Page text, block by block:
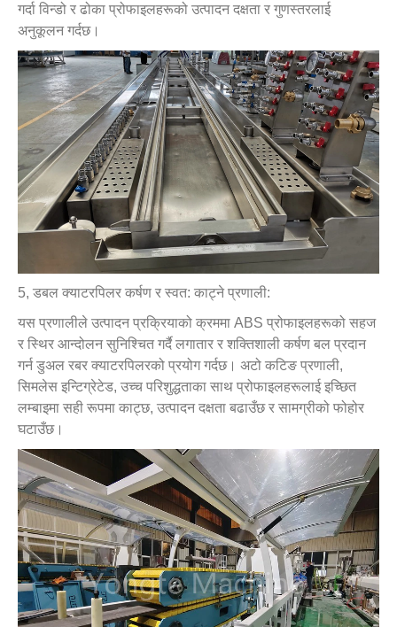
गर्दा विन्डो र ढोका प्रोफाइलहरूको उत्पादन दक्षता र गुणस्तरलाई
अनुकूलन गर्दछ।
5, डबल क्याटरपिलर कर्षण र स्वत: काट्ने प्रणाली:
यस प्रणालीले उत्पादन प्रक्रियाको क्रममा ABS प्रोफाइलहरूको सहज
र स्थिर आन्दोलन सुनिश्चित गर्दै लगातार र शक्तिशाली कर्षण बल प्रदान
गर्न डुअल रबर क्याटरपिलरको प्रयोग गर्दछ। अटो कटिङ प्रणाली,
सिमलेस इन्टिग्रेटेड, उच्च परिशुद्धताका साथ प्रोफाइलहरूलाई इच्छित
लम्बाइमा सही रूपमा काट्छ, उत्पादन दक्षता बढाउँछ र सामग्रीको फोहोर
घटाउँछ।